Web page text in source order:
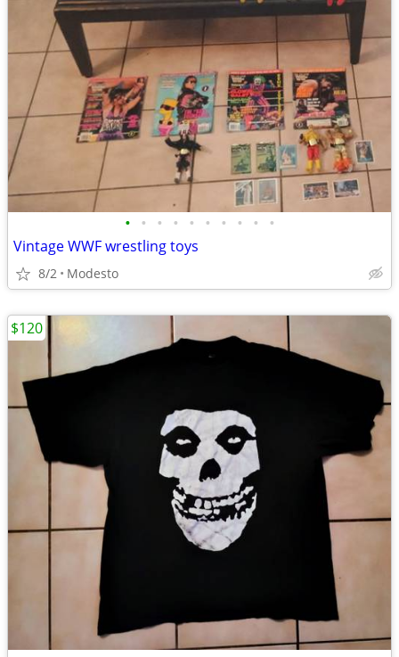
• • • • • • • • • •
Vintage WWF wrestling toys
8/2 Modesto
$120